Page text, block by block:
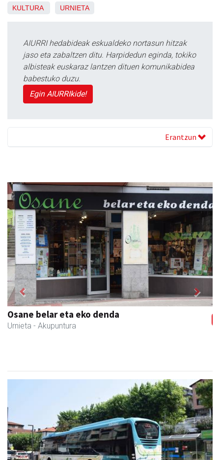
KULTURA URNIETA
AIURRI hedabideak eskualdeko nortasun hitzak
jaso eta zabaltzen ditu. Harpidedun eginda, tokiko
albisteak euskaraz lantzen dituen komunikabidea
babestuko duzu.
Egin AIURRIkide!
Erantzun
Egape Ikastola
Urnieta - Hezkuntza
Previous Next